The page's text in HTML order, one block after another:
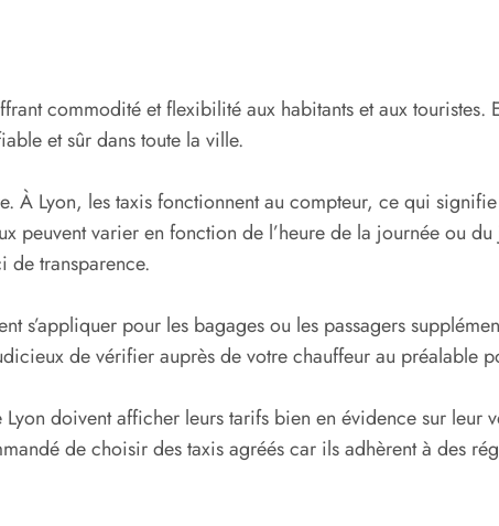
commodité et flexibilité aux habitants et aux
et sûr dans toute la ville.
À Lyon, les taxis fonctionnent au compteur, ce qui
peuvent varier en fonction de l’heure de la journée ou
de transparence.
s’appliquer pour les bagages ou les passagers
de vérifier auprès de votre chauffeur au préalable
doivent afficher leurs tarifs bien en évidence sur leur
de choisir des taxis agréés car ils adhèrent à des